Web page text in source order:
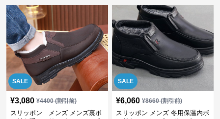
SALE
¥3,080 ¥4400(割引前)
スリッポン メンズ メンズ裏ボ
SALE
¥6,060 ¥8660(割引前)
スリッポン メンズ 冬用保温内ボ